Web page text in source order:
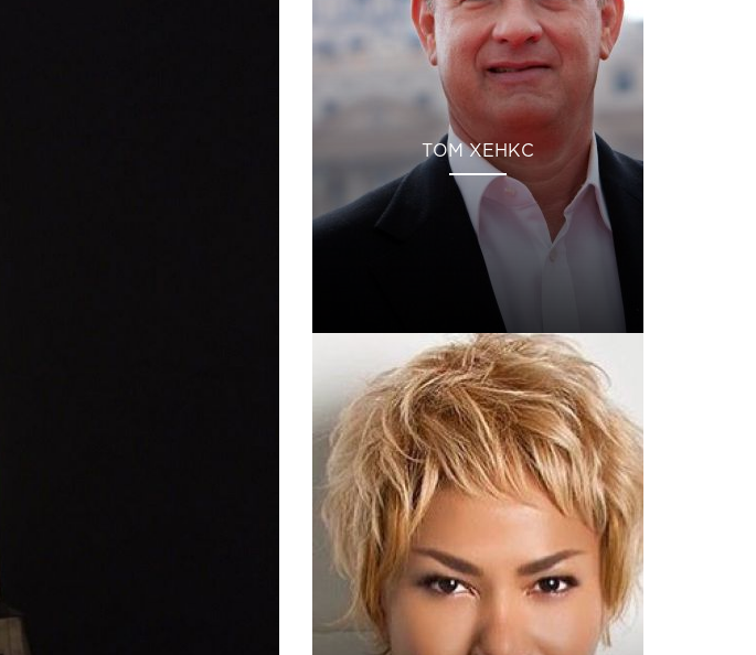
ТОМ ХЕНКС